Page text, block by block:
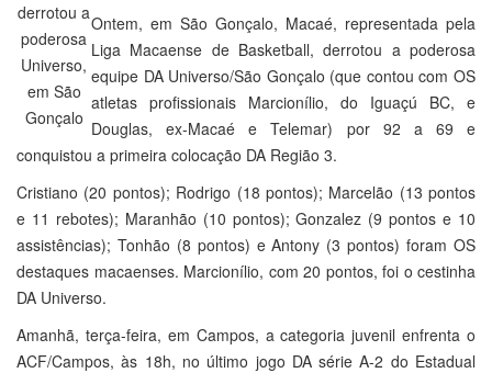
derrotou a
poderosa
Universo,
em São
Gonçalo
Ontem, em São Gonçalo, Macaé, representada pela
Liga Macaense de Basketball, derrotou a poderosa
equipe DA Universo/São Gonçalo (que contou com OS
atletas profissionais Marcionílio, do Iguaçú BC, e
Douglas, ex-Macaé e Telemar) por 92 a 69 e
conquistou a primeira colocação DA Região 3.
Cristiano (20 pontos); Rodrigo (18 pontos); Marcelão (13 pontos
e 11 rebotes); Maranhão (10 pontos); Gonzalez (9 pontos e 10
assistências); Tonhão (8 pontos) e Antony (3 pontos) foram OS
destaques macaenses. Marcionílio, com 20 pontos, foi o cestinha
DA Universo.
Amanhã, terça-feira, em Campos, a categoria juvenil enfrenta o
ACF/Campos, às 18h, no último jogo DA série A-2 do Estadual